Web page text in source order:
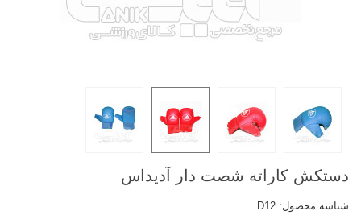
دستکش کاراته شصت دار آدیداس
شناسه محصول: D12